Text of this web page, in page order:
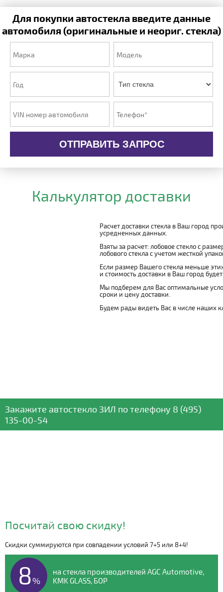
Для покупки автостекла введите данные
автомобиля (оригинальные и неориг. стекла)
ОТПРАВИТЬ ЗАПРОС
Калькулятор доставки
Расчет доставки стекла в Ваш город
усредненных данных.
Взяты за расчет: лобовое стекло с
лобового стекла с учетом жесткой
Если размер Вашего стекла меньше
и стоимость доставки в Ваш город
Мы подберем для Вас оптимальные
сроки и цену доставки.
Будем рады видеть Вас в числе наших
Закажите автостекло ЗИЛ по телефону 8 (495)
135-00-54
Видео о компании
Посчитай свою скидку!
Скидки суммируются при совпадении условий 7+5 или 8+4!
8%
на стекла производителей AGC Automotive,
KMK GLASS, БОР